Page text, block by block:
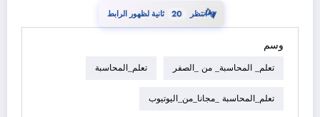
⏳انتظر 19 ثانية لظهور الرابط
وسم
تعلم_ المحاسبة_ من _الصفر تعلم_المحاسبة
تعلم_المحاسبة _مجانا_من_اليوتيوب